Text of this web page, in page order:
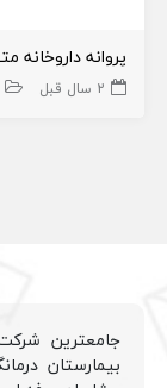
پروانه داروخانه
2 سال قبل
جامعترین
بیمارستان